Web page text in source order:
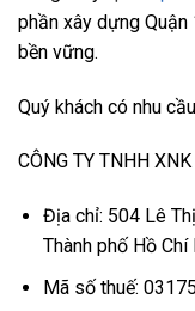
phần xây dựng
bền vững.
Quý khách có nhu
CÔNG TY TNHH
Địa chỉ: 504 Lê
Thành phố Hồ
Mã số thuế: